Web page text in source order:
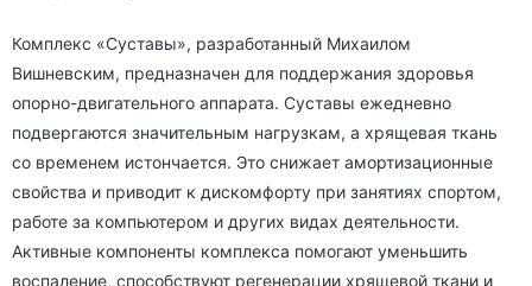
Комплекс «Суставы», разработанный Михаилом
Вишневским, предназначен для поддержания здоровья
опорно-двигательного аппарата. Суставы ежедневно
подвергаются значительным нагрузкам, а хрящевая ткань
со временем истончается. Это снижает амортизационные
свойства и приводит к дискомфорту при занятиях спортом,
работе за компьютером и других видах деятельности.
Активные компоненты комплекса помогают уменьшить
воспаление, способствуют регенерации хрящевой ткани и